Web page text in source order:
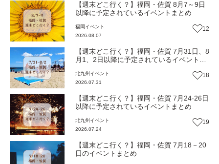
【週末どこ行く？】福岡・佐賀 8月7～9日
以降に予定されているイベントまとめ
福岡 イベント
2026.08.07
12
【週末どこ行く？】福岡・佐賀 7月31日、8
月1、2日以降に予定されているイベントま
北九州 イベント
2026.07.31
18
【週末どこ行く？】福岡・佐賀 7月24-26日
以降に予定されているイベントまとめ
北九州 イベント
2026.07.24
19
【週末どこ行く？】福岡・佐賀 7月18－20
日のイベントまとめ